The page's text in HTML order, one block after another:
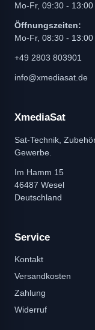
Mo-Fr, 09:30 - 13:00
Öffnungszeiten:
Mo-Fr, 08:30 - 13:00
+49 2803 803901
info@xmediasat.de
XmediaSat
Sat-Technik,
Gewerbe.
Im Hamm 15
46487 Wesel
Deutschland
Service
Kontakt
Versandkosten
Zahlung
Widerruf